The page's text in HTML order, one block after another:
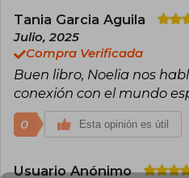
Tania Garcia Aguila
Julio, 2025
Compra Verificada
Buen libro, Noelia nos
conexión con el mundo
0 Esta opinión es útil
Usuario Anónimo